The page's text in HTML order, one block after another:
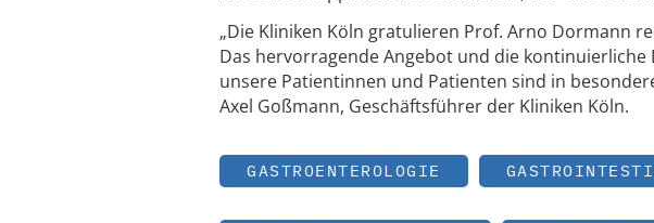
„Die Kliniken Köln gratulieren Prof. Arno Dormann
Das hervorragende Angebot und die
unsere Patientinnen und Patienten sind in
Axel Goßmann, Geschäftsführer der Kliniken Köln.
GASTROENTEROLOGIE